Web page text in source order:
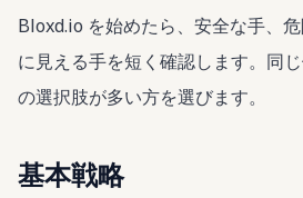
Bloxd.io を始めたら、安全な手、
に見える手を短く確認します。同
の選択肢が多い方を選びます。
基本戦略